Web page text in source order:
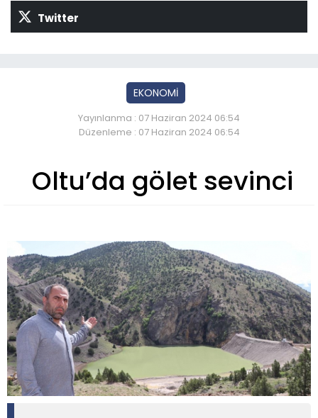
Twitter
EKONOMİ
Yayınlanma : 07 Haziran 2024 06:54
Düzenleme : 07 Haziran 2024 06:54
Oltu’da gölet sevinci